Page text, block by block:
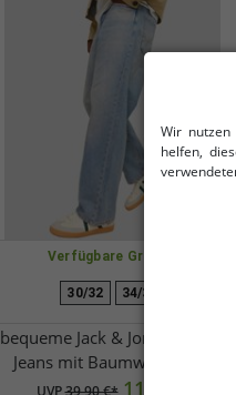
Verfügbare Größen
30/32 34/36
bequeme Jack & Jones Herren
Jeans mit Baumwolle Blau
UVP39,90 €* 11,99 €
Wir nutzen
helfen,